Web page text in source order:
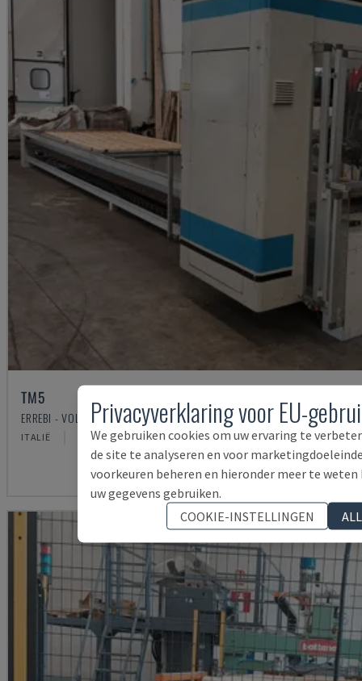
TM5
ERREBI - VOLLEDIGE PRODUCTIELIJN (HOUT)
ITALIË 2000
Privacyverklaring voor EU-
We gebruiken cookies om uw ervaring te
de site te analyseren en voor
voorkeuren beheren en hieronder meer te weten
uw gegevens gebruiken.
COOKIE-INSTELLINGEN